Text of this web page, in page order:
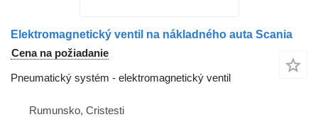
Elektromagnetický ventil na nákladného auta Scania
Cena na požiadanie
Pneumatický systém - elektromagnetický ventil
Rumunsko, Cristesti